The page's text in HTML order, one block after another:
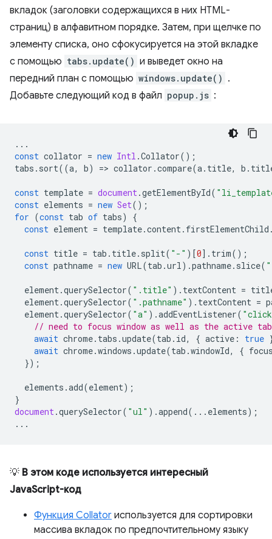
вкладок (заголовки содержащихся в них HTML-
страниц) в алфавитном порядке. Затем, при щелчке по
элементу списка, оно сфокусируется на этой вкладке
с помощью tabs.update() и выведет окно на
передний план с помощью windows.update() .
Добавьте следующий код в файл popup.js :
...
const collator = new Intl .Collator();
tabs . sort((a, b) => collator .compare(a. title, b .
const template = document.getElementById(
const elements = new Set();
for (const tab of tabs)
{
const element = template.content. firstElementChild
const title = tab . title. split( "-" )[0]. trim();
const pathname = new URL(tab .url).pathname. slice(
element.querySelector( ".title" ). textContent =
element.querySelector( ".pathname" ). textContent =
element.querySelector( "a" ).addEventListener(
// need to focus window as well as the active tab
await chrome. tabs .update(tab . id, { active : true
await chrome.windows .update(tab .windowId, {
});
elements .add(element);
}
document.querySelector( "ul" ).append(... elements);
...
💡 В этом коде используется интересный
JavaScript-код
Функция Collator используется для сортировки
массива вкладок по предпочтительному языку